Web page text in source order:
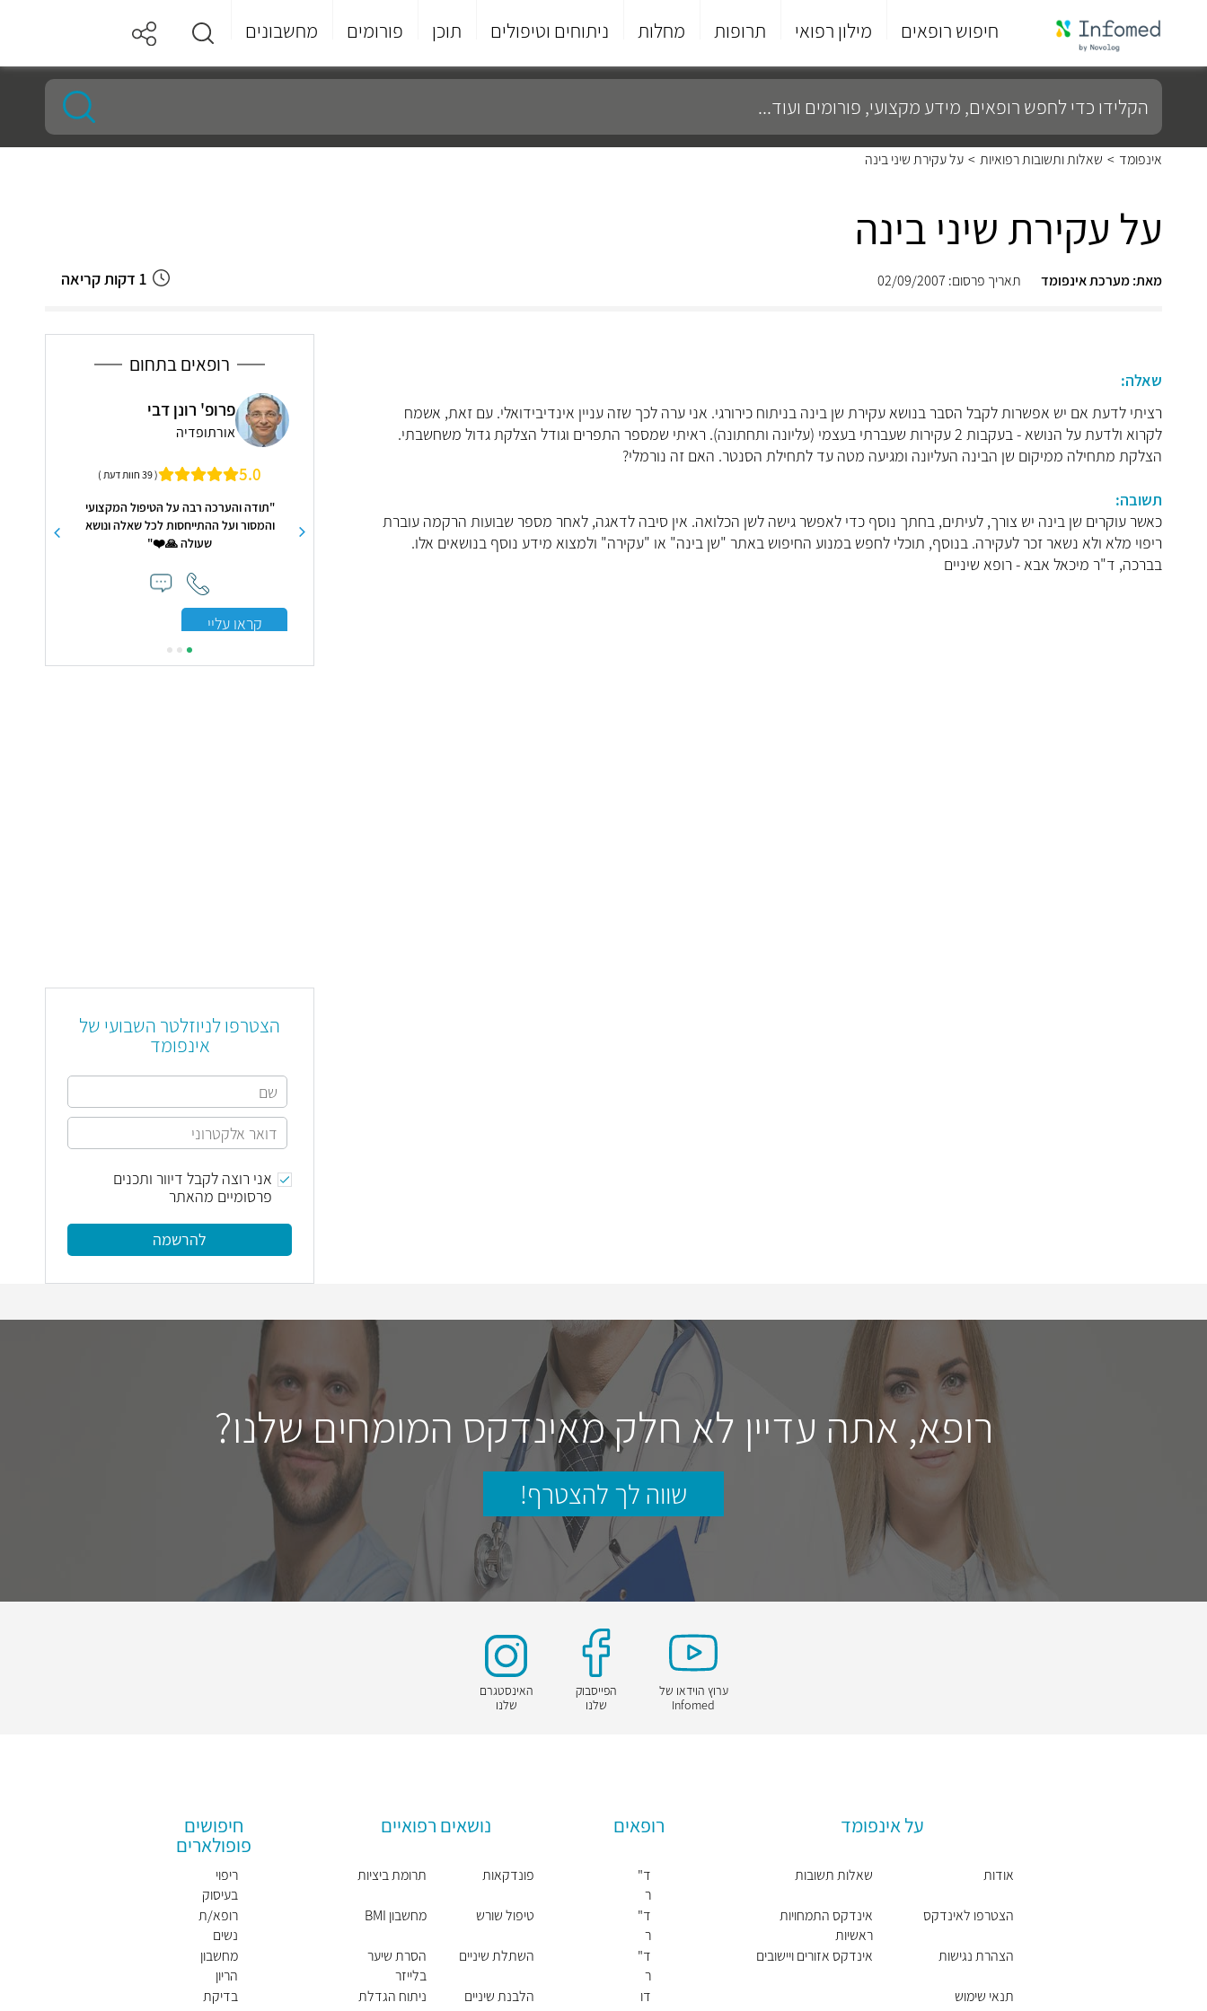
חיפוש רופאים מילון רפואי תרופות מחלות ניתוחים וטיפולים תוכן פורומים מחשבונים
סוף
התפריט
הקלידו
כדי
לחפש
רופאים,
מידע
מקצועי,
אינפומד > שאלות ותשובות רפואיות > על עקירת שיני בינה
על עקירת שיני בינה
מאת: מערכת אינפומד תאריך פרסום: 02/09/2007 1 דקות קריאה
שאלה:
רציתי לדעת אם יש אפשרות לקבל הסבר בנושא עקירת שן בינה בניתוח כירורגי. אני ערה לכך שזה עניין אינדיבידואלי. עם זאת, אשמח
לקרוא ולדעת על הנושא - בעקבות 2 עקירות שעברתי בעצמי (עליונה ותחתונה). ראיתי שמספר התפרים וגודל הצלקת גדול משחשבתי.
הצלקת מתחילה ממיקום שן הבינה העליונה ומגיעה מטה עד לתחילת הסנטר. האם זה נורמלי?
תשובה:
כאשר עוקרים שן בינה יש צורך, לעיתים, בחתך נוסף כדי לאפשר גישה לשן הכלואה. אין סיבה לדאגה, לאחר מספר שבועות הרקמה עוברת
ריפוי מלא ולא נשאר זכר לעקירה. בנוסף, תוכלי לחפש במנוע החיפוש באתר "שן בינה" או "עקירה" ולמצוא מידע נוסף בנושאים אלו.
בברכה, ד"ר מיכאל אבא - רופא שיניים
רופאים בתחום
מיכל אלון
טיפול
פרופ' רונן דבי
אורתופדיה
5.0 ( 39 חוות דעת )
"תודה והערכה רבה על הּטיפול המקצועי
והמסור ועל ההתייחסות לכל שאלה ונושא
שעולה 🙏❤️"
קראו עליי
הצטרפו לניוזלטר השבועי של
אינפומד
אני רוצה לקבל דיוור ותכנים
פרסומיים מהאתר
להרשמה
רופא, אתה עדיין לא חלק מאינדקס המומחים שלנו?
שווה לך להצטרף!
ערוץ הוידאו של
Infomed
הפייסבוק
שלנו
האינסטגרם
שלנו
על אינפומד
אודות
הצטרפו לאינדקס
הצהרת נגישות
תנאי שימוש
שאלות תשובות
אינדקס התמחויות
ראשיות
אינדקס אזורים ויישובים
רופאים
ד"
ר
אנ
ה
קונ
צבי
ץ'
ד"
ר
אי
תי
טו
ד"
ר
דן
דו
נושאים רפואיים
פונדקאות
טיפול שורש
השתלת שיניים
הלבנת שיניים
תרומת ביציות
מחשבון BMI
הסרת שיער
בלייזר
ניתוח הגדלת
חיפושים
פופולארים
ריפוי
בעיסוק
רופא/ת
נשים
מומלץ/
ת
מחשבון
הריון
בדיקת